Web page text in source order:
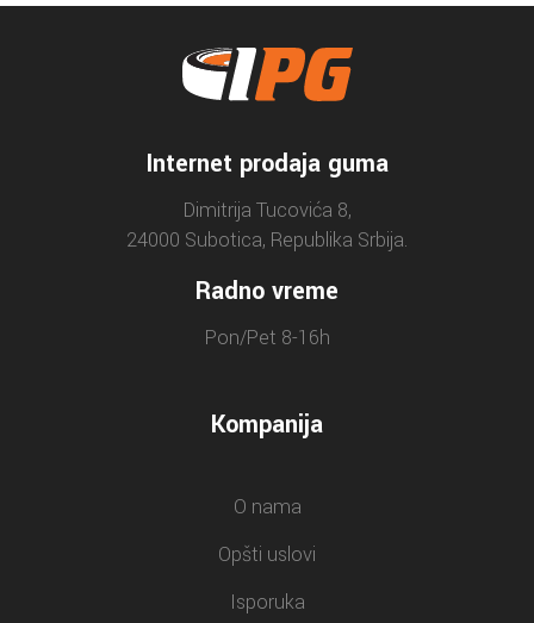
Internet prodaja guma
Dimitrija Tucovića 8,
24000 Subotica, Republika Srbija.
Radno vreme
Pon/Pet 8-16h
Kompanija
O nama
Opšti uslovi
Isporuka